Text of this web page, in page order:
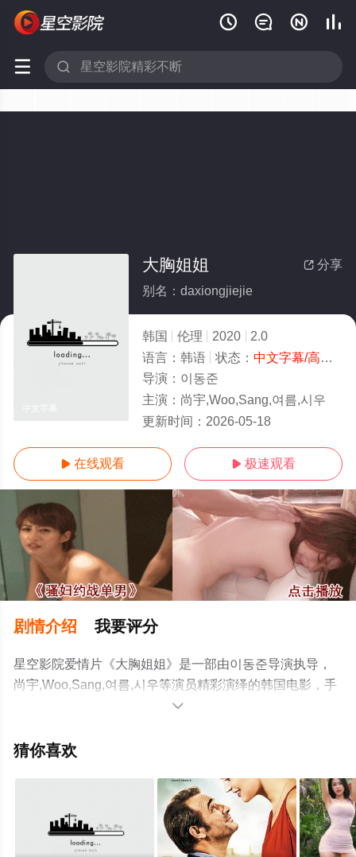
   
 
 分享
大胸姐姐
别名：daxiongjiejie
韩国 伦理 2020
2.0
语言： 韩语 状态： 中文字幕/高清
导演： 이동준
主演： 尚宇,Woo,Sang,여름,시우
更新时间： 2026-05-18
 在线观看  极速观看
剧情介绍 我要评分
星空影院爱情片《大胸姐姐》是一部由이동준导演执导，
尚宇,Woo,Sang,여름,시우等演员精彩演绎的韩国电影，手
机免费观看高清无删减完整版电影大全就上星空影视，更
解。

猜你喜欢